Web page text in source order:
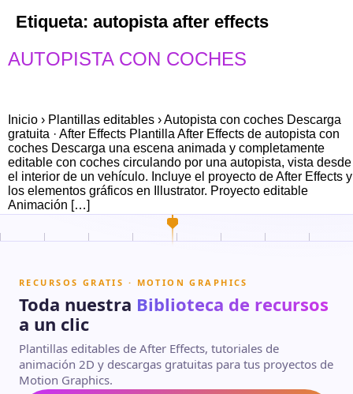
Etiqueta: autopista after effects
AUTOPISTA CON COCHES
Inicio › Plantillas editables › Autopista con coches Descarga
gratuita · After Effects Plantilla After Effects de autopista con
coches Descarga una escena animada y completamente
editable con coches circulando por una autopista, vista desde
el interior de un vehículo. Incluye el proyecto de After Effects y
los elementos gráficos en Illustrator. Proyecto editable
Animación […]
RECURSOS GRATIS · MOTION GRAPHICS
Toda nuestra Biblioteca de recursos
a un clic
Plantillas editables de After Effects, tutoriales de
animación 2D y descargas gratuitas para tus proyectos de
Motion Graphics.